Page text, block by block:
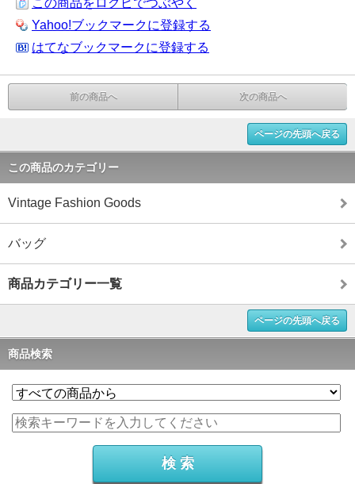
Yahoo!ブックマークに登録する
はてなブックマークに登録する
前の商品へ 次の商品へ
ページの先頭へ戻る
この商品のカテゴリー
Vintage Fashion Goods
バッグ
商品カテゴリー一覧
ページの先頭へ戻る
商品検索